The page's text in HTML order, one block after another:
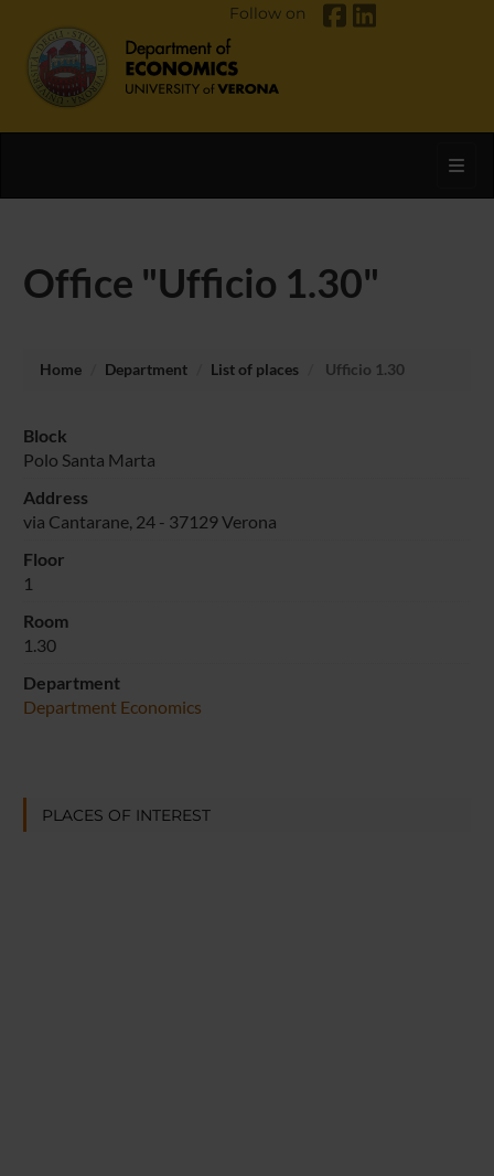
Follow on
Office "Ufficio 1.30"
Home Department List of places Ufficio 1.30
Block
Polo Santa Marta
Address
via Cantarane, 24 - 37129 Verona
Floor
1
Room
1.30
Department
Department Economics
PLACES OF INTEREST